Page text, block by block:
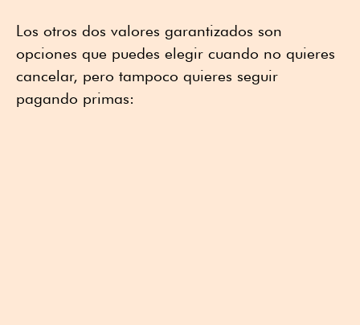
Los otros dos valores garantizados son
opciones que puedes elegir cuando no quieres
cancelar, pero tampoco quieres seguir
pagando primas: